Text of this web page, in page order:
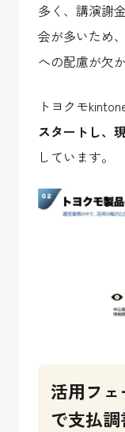
多く、講演謝
会が多いため
への配慮が欠
トヨクモ
スタートし、
しています。
活用フ
で支払